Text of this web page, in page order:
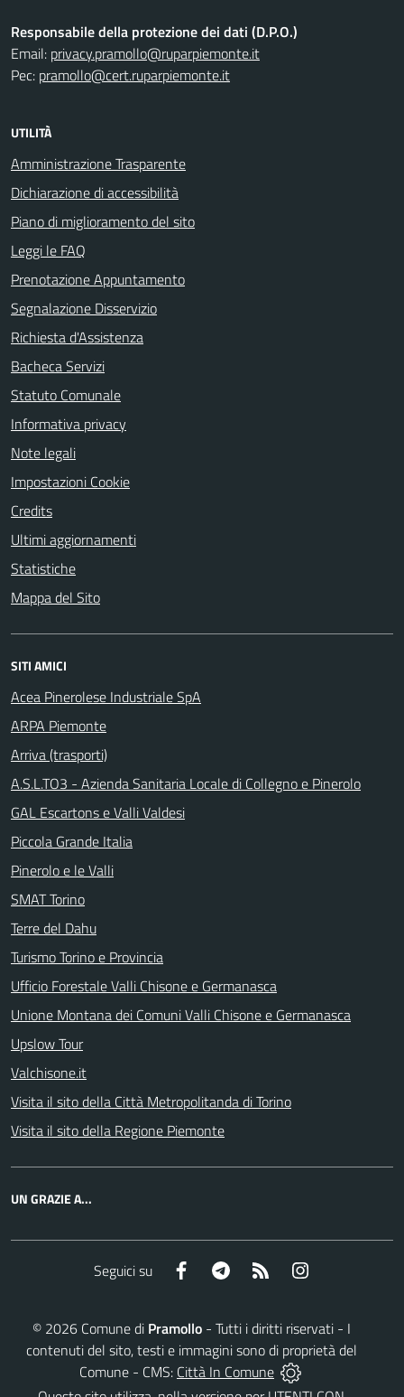
Responsabile della protezione dei dati (D.P.O.)
Email: privacy.pramollo@ruparpiemonte.it
Pec: pramollo@cert.ruparpiemonte.it
UTILITÀ
Amministrazione Trasparente
Dichiarazione di accessibilità
Piano di miglioramento del sito
Leggi le FAQ
Prenotazione Appuntamento
Segnalazione Disservizio
Richiesta d'Assistenza
Bacheca Servizi
Statuto Comunale
Informativa privacy
Note legali
Impostazioni Cookie
Credits
Ultimi aggiornamenti
Statistiche
Mappa del Sito
SITI AMICI
Acea Pinerolese Industriale SpA
ARPA Piemonte
Arriva (trasporti)
A.S.L.TO3 - Azienda Sanitaria Locale di Collegno e Pinerolo
GAL Escartons e Valli Valdesi
Piccola Grande Italia
Pinerolo e le Valli
SMAT Torino
Terre del Dahu
Turismo Torino e Provincia
Ufficio Forestale Valli Chisone e Germanasca
Unione Montana dei Comuni Valli Chisone e Germanasca
Upslow Tour
Valchisone.it
Visita il sito della Città Metropolitanda di Torino
Visita il sito della Regione Piemonte
UN GRAZIE A...
Seguici su Facebook Telegram RSS
© 2026Comune di Pramollo- Tutti i diritti riservati - I
contenuti del sito, testi e immagini sono di proprietà del
Comune - CMS: Città In Comune